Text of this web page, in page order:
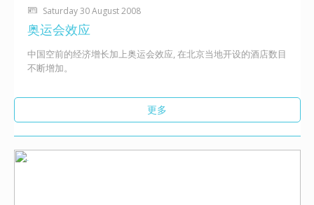
Saturday 30 August 2008
奥运会效应
中国空前的经济增长加上奥运会效应, 在北京当地开设的酒店数目
不断增加。
更多